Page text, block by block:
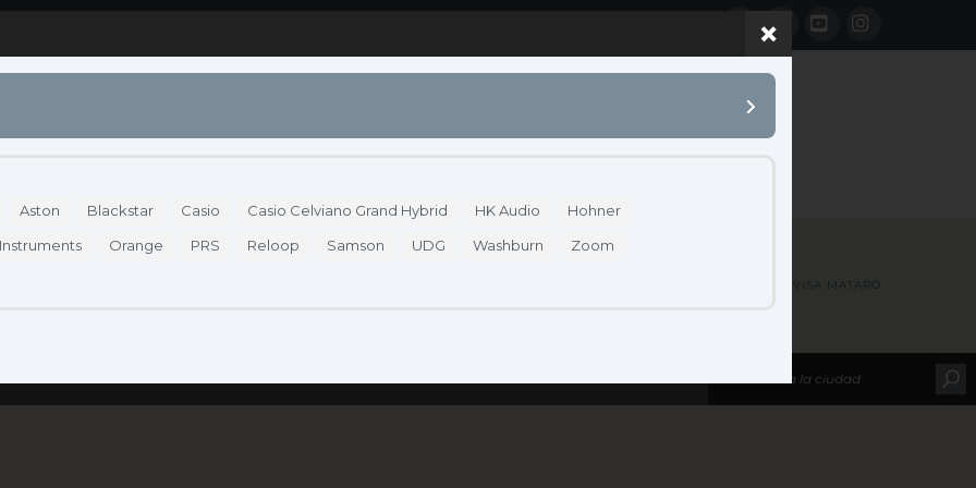
Facebook
LinkedInYouTubeInstagram
AUVISA MATARÓ
Aston Blackstar Casio Casio Celviano Grand Hybrid HK Audio
Hohner
Orange PRS Reloop Samson UDG Washburn Zoom